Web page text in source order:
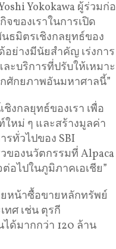
Yokokawa ผู้ร่วมก่อ
ของเราในการเปิด
ธมิตรเชิงกลยุทธ์ของ
อย่างมีนัยสำคัญ เร่งการ
ะบริการที่ปรับให้เหมาะ
ศักยภาพอันมหาศาลนี้”
งกลยุทธ์ของเรา เพื่อ
หม่ ๆ และสร้างมูลค่า
รทั่วไปของ SBI
ของนวัตกรรมที่ Alpaca
อไปในภูมิภาคเอเชีย”
หน้าซื้อขายหลักทรัพย์
ทศ เช่น ตุรกี
ด้มากกว่า 120 ล้าน